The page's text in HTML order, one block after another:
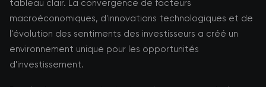
tableau clair. La convergence de facteurs
macroéconomiques, d'innovations technologiques et de
l'évolution des sentiments des investisseurs a créé un
environnement unique pour les opportunités
d'investissement.